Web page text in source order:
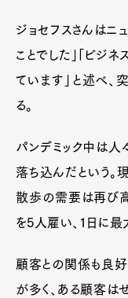
ジョセフスさんはニ
ことでした」「ビジ
ています」と述べ
る。
パンデミック中は
落ち込んだという。
散歩の需要は再び高
を5人雇い、1日に最
顧客との関係も良好
が多く、ある顧客は